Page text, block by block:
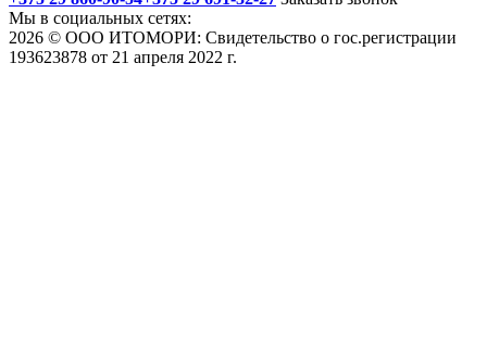
Мы в социальных сетях:
2026 © ООО ИТОМОРИ: Свидетельство о гос.регистрации
193623878 от 21 апреля 2022 г.